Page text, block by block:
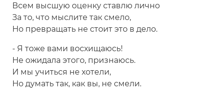
Всем высшую оценку ставлю лично
За то, что мыслите так смело,
Но превращать не стоит это в дело.
- Я тоже вами восхищаюсь!
Не ожидала этого, признаюсь.
И мы учиться не хотели,
Но думать так, как вы, не смели.